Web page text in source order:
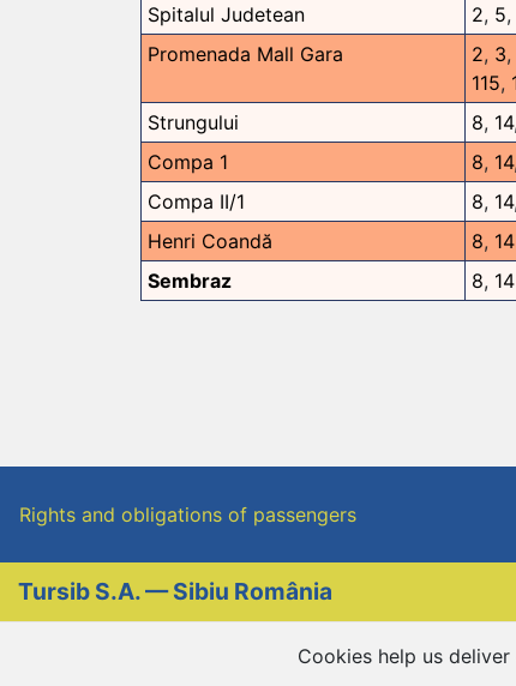
Spitalul Judetean
2, 5,
Promenada Mall Gara
2, 3,
115,
Strungului
8, 14,
Compa 1
8, 14,
Compa II/1
8, 14,
Henri Coandă
8, 14
Sembraz
8, 14
Rights and obligations of passengers
Tursib S.A. — Sibiu România
Cookies help us